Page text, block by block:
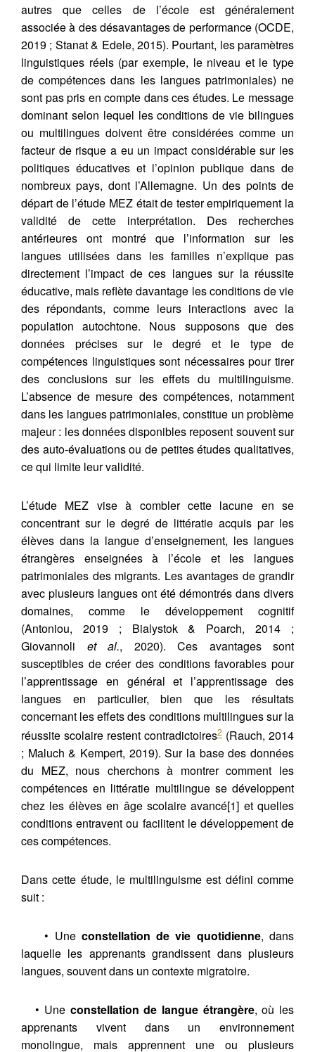
autres que celles de l’école est généralement
associée à des désavantages de performance (OCDE,
2019 ; Stanat & Edele, 2015). Pourtant, les paramètres
linguistiques réels (par exemple, le niveau et le type
de compétences dans les langues patrimoniales) ne
sont pas pris en compte dans ces études. Le message
dominant selon lequel les conditions de vie bilingues
ou multilingues doivent être considérées comme un
facteur de risque a eu un impact considérable sur les
politiques éducatives et l’opinion publique dans de
nombreux pays, dont l’Allemagne. Un des points de
départ de l’étude MEZ était de tester empiriquement la
validité de cette interprétation. Des recherches
antérieures ont montré que l’information sur les
langues utilisées dans les familles n’explique pas
directement l’impact de ces langues sur la réussite
éducative, mais reflète davantage les conditions de vie
des répondants, comme leurs interactions avec la
population autochtone. Nous supposons que des
données précises sur le degré et le type de
compétences linguistiques sont nécessaires pour tirer
des conclusions sur les effets du multilinguisme.
L’absence de mesure des compétences, notamment
dans les langues patrimoniales, constitue un problème
majeur : les données disponibles reposent souvent sur
des auto-évaluations ou de petites études qualitatives,
ce qui limite leur validité.
L’étude MEZ vise à combler cette lacune en se
concentrant sur le degré de littératie acquis par les
élèves dans la langue d’enseignement, les langues
étrangères enseignées à l’école et les langues
patrimoniales des migrants. Les avantages de grandir
avec plusieurs langues ont été démontrés dans divers
domaines, comme le développement cognitif
(Antoniou, 2019 ; Bialystok & Poarch, 2014 ;
Giovannoli et al., 2020). Ces avantages sont
susceptibles de créer des conditions favorables pour
l’apprentissage en général et l’apprentissage des
langues en particulier, bien que les résultats
concernant les effets des conditions multilingues sur la
réussite scolaire restent contradictoires2 (Rauch, 2014
; Maluch & Kempert, 2019). Sur la base des données
du MEZ, nous cherchons à montrer comment les
compétences en littératie multilingue se développent
chez les élèves en âge scolaire avancé[1] et quelles
conditions entravent ou facilitent le développement de
ces compétences.
Dans cette étude, le multilinguisme est défini comme
suit :
• Une constellation de vie quotidienne, dans
laquelle les apprenants grandissent dans plusieurs
langues, souvent dans un contexte migratoire.
• Une constellation de langue étrangère, où les
apprenants vivent dans un environnement
monolingue, mais apprennent une ou plusieurs
Citer cet article Fermer